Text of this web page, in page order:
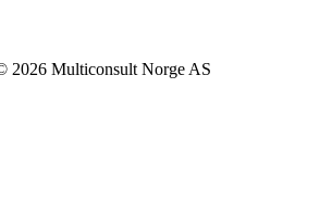
2026 Multiconsult Norge AS